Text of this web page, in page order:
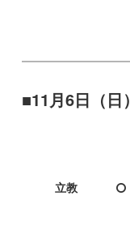
11月6日（日）
立教